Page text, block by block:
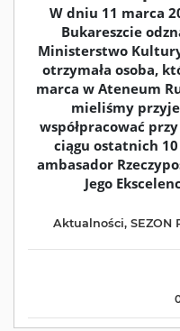
W dniu 11 marca
Bukareszcie
Ministerstwo
otrzymała osoba,
marca w Ateneum
mieliśmy
współpracować
ciągu ostatnich
ambasador
Jego
Aktualności, SEZON